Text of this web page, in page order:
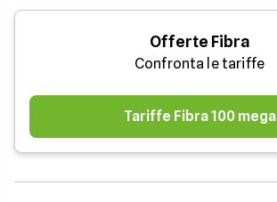
Offerte Fibra
Confronta le tariffe
Tariffe Fibra 100 mega